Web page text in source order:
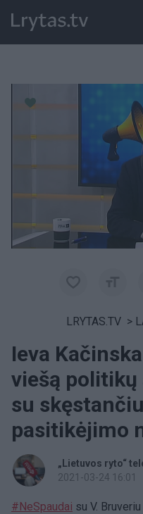
LRYTAS.TV >
Ieva
viešą
su
pasitikėjimo
„Lietuvos ryto“
2021-03-24 16:01
#NeSpaudai su V.